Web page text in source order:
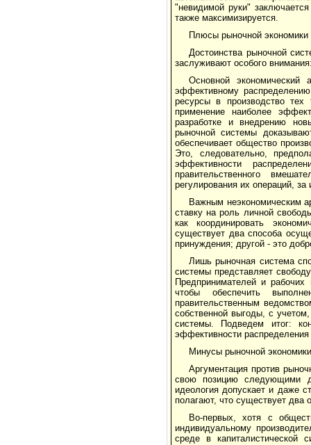
"невидимой руки"
также максимизируется.
Плюсы рыночной экономики
Достоинства рыночной
заслуживают особого
Основной
эффективному
ресурсы в производство
применение наиболее
разработке и внедрению
рыночной системы
обеспечивает общество
Это, следовательно,
эффективности
правительственного
регулирования их операций,
Важным неэкономическим
ставку на роль личной
как координировать
существует два способа
принуждения; другой - это
Лишь рыночная система
системы представляет
Предпринимателей и
чтобы обеспечить
правительственным
собственной выгоды, с
системы. Подведем итог:
эффективности
Минусы рыночной экономики
Аргументация против
свою позицию следующими
идеология допускает и даже
полагают, что существует два
Во-первых, хотя с
индивидуальному
среде в